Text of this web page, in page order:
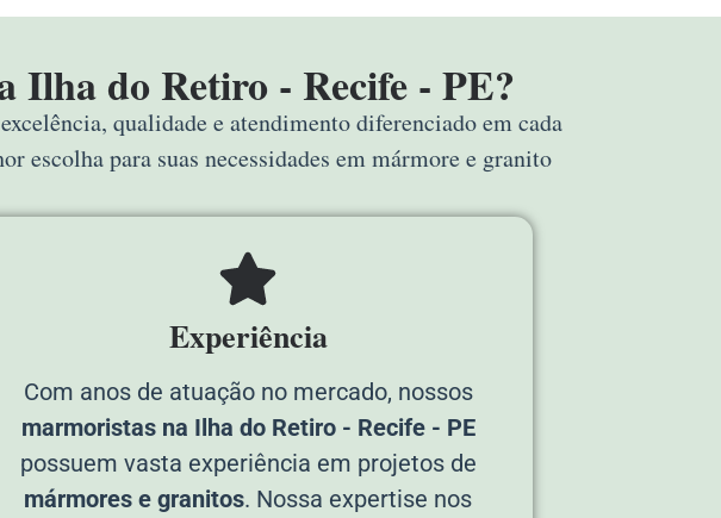
Ilha do Retiro - Recife - PE?
qualidade e atendimento diferenciado em cada
escolha para suas necessidades em mármore e granito
Experiência
Com anos de atuação no mercado, nossos
marmoristas na Ilha do Retiro - Recife - PE
possuem vasta experiência em projetos de
mármores e granitos. Nossa expertise nos